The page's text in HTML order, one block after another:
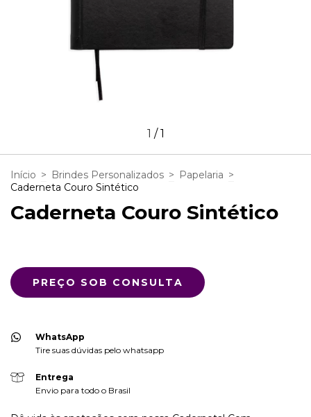
1 /1
Início > Brindes Personalizados > Papelaria >
Caderneta Couro Sintético
Caderneta Couro Sintético
WhatsApp
Tire suas dúvidas pelo whatsapp
Entrega
Envio para todo o Brasil